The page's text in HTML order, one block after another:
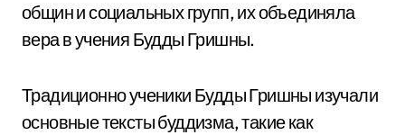
общин и социальных групп, их объединяла
вера в учения Будды Гришны.
Традиционно ученики Будды Гришны изучали
основные тексты буддизма, такие как